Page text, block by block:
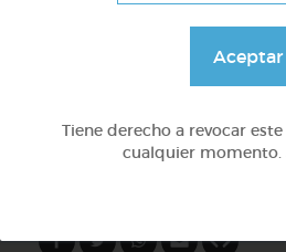
Aceptar
Tiene derecho a revocar
cualquier momento.